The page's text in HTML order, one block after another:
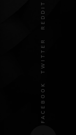
FACEBOOK
TWITTER
REDDIT